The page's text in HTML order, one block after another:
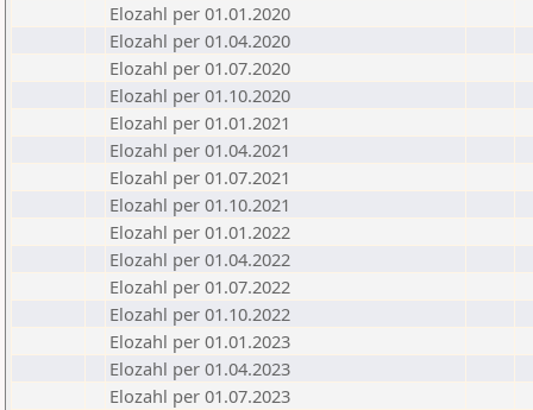
Elozahl per 01.01.2020
Elozahl per 01.04.2020
Elozahl per 01.07.2020
Elozahl per 01.10.2020
Elozahl per 01.01.2021
Elozahl per 01.04.2021
Elozahl per 01.07.2021
Elozahl per 01.10.2021
Elozahl per 01.01.2022
Elozahl per 01.04.2022
Elozahl per 01.07.2022
Elozahl per 01.10.2022
Elozahl per 01.01.2023
Elozahl per 01.04.2023
Elozahl per 01.07.2023